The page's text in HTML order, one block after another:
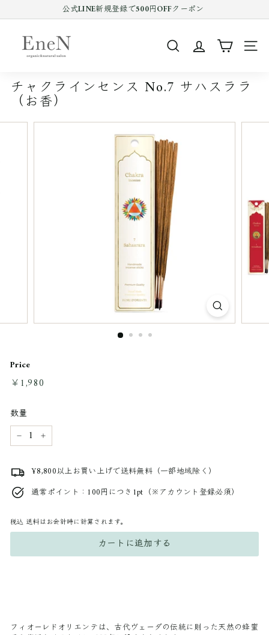
ン
る
Pause
公式LINE新規登録で500円OFFクーポン
N
o
l
SEARCH
チャクラインセンス No.7 サハスララ
（お香）
Price
通
金
￥1,980
数量
− +
¥8,800以上お買い上げで送料無料（一部地域除く）
通常ポイント：100円につき1pt（※アカウント登録必須）
税込 送料はお会計時に計算されます。
カートに追加する
フィオーレドオリエンテは、古代ヴェーダの伝統に則った天然の蜂蜜